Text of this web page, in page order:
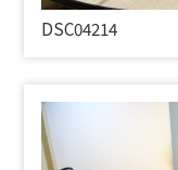
DSC04214